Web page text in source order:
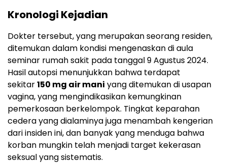
Kronologi Kejadian
Dokter tersebut, yang merupakan seorang residen,
ditemukan dalam kondisi mengenaskan di aula
seminar rumah sakit pada tanggal 9 Agustus 2024.
Hasil autopsi menunjukkan bahwa terdapat
sekitar150 mg air mani yang ditemukan di usapan
vagina, yang mengindikasikan kemungkinan
pemerkosaan berkelompok. Tingkat keparahan
cedera yang dialaminya juga menambah kengerian
dari insiden ini, dan banyak yang menduga bahwa
korban mungkin telah menjadi target kekerasan
seksual yang sistematis.